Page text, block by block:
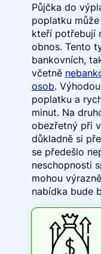
Půjčka do
poplatku
kteří potřebují
obnos. Tento
bankovních,
včetně
osob.
poplatku a
minut. Na
obezřetný při
důkladně si
se předešlo
neschopnosti
mohou
nabídka bude